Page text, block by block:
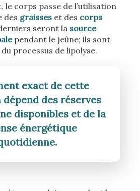
le corps passe de l’utilisation
des graisses et des corps
seront la source
pendant le jeûne; ils sont
processus de lipolyse.
exact de cette
des réserves
disponibles et de la
énergétique